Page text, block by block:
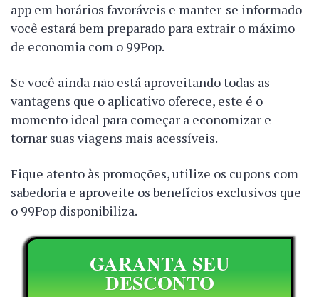
app em horários favoráveis e manter-se informado
você estará bem preparado para extrair o máximo
de economia com o 99Pop.
Se você ainda não está aproveitando todas as
vantagens que o aplicativo oferece, este é o
momento ideal para começar a economizar e
tornar suas viagens mais acessíveis.
Fique atento às promoções, utilize os cupons com
sabedoria e aproveite os benefícios exclusivos que
o 99Pop disponibiliza.
GARANTA SEU
DESCONTO